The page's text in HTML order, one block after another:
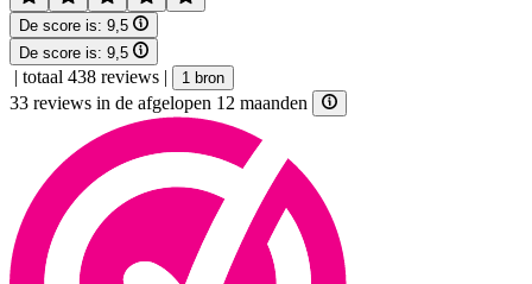
De score is: 9,5
De score is: 9,5
| totaal 438 reviews | 1 bron
33 reviews in de afgelopen 12 maanden